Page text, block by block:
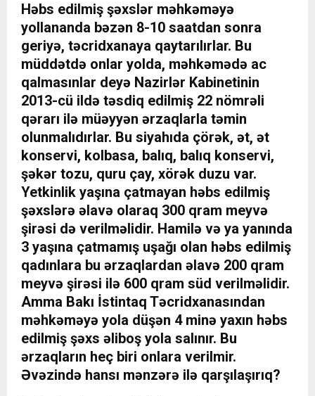
Həbs edilmiş şəxslər məhkəməyə
yollananda bəzən 8-10 saatdan sonra
geriyə, təcridxanaya qaytarılırlar. Bu
müddətdə onlar yolda, məhkəmədə ac
qalmasınlar deyə Nazirlər Kabinetinin
2013-cü ildə təsdiq edilmiş 22 nömrəli
qərarı ilə müəyyən ərzaqlarla təmin
olunmalıdırlar. Bu siyahıda çörək, ət, ət
konservi, kolbasa, balıq, balıq konservi,
şəkər tozu, quru çay, xörək duzu var.
Yetkinlik yaşına çatmayan həbs edilmiş
şəxslərə əlavə olaraq 300 qram meyvə
şirəsi də verilməlidir. Hamilə və ya yanında
3 yaşına çatmamış uşağı olan həbs edilmiş
qadınlara bu ərzaqlardan əlavə 200 qram
meyvə şirəsi ilə 600 qram süd verilməlidir.
Amma Bakı İstintaq Təcridxanasından
məhkəməyə yola düşən 4 minə yaxın həbs
edilmiş şəxs əliboş yola salınır. Bu
ərzaqların heç biri onlara verilmir.
Əvəzində hansı mənzərə ilə qarşılaşırıq?